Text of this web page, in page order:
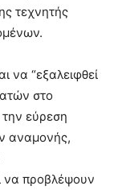
τεχνητής
να “εξαλειφθεί
στο
εύρεση
αναμονής,
να προβλέψουν